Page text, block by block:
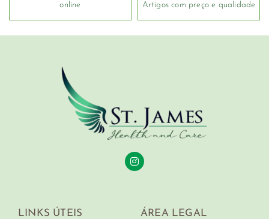
online
Artigos com preço e qualidade
LINKS ÚTEIS ÁREA LEGAL